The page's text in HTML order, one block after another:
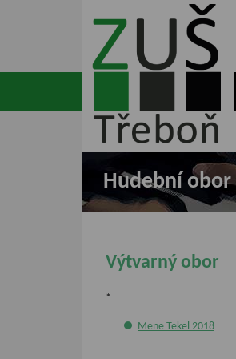
ZUŠ Třeboň -
Základní
umělecká škola
Hudební obor
Výtvarný obor
*
Mene Tekel 2018